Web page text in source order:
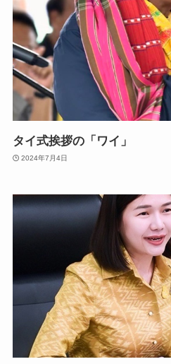
タイ式挨拶の「ワイ」
2024年7月4日